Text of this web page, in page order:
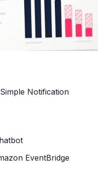
Notification
EventBridge